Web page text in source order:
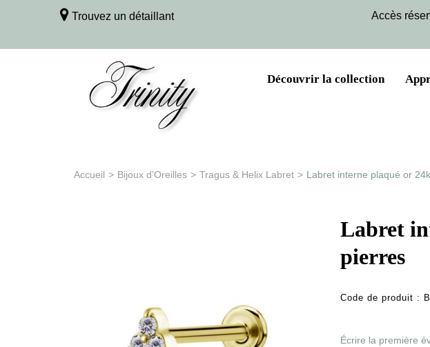
Trouvez un détaillant Accès
Découvrir la collection
Accueil > Bijoux d’Oreilles > Tragus & Helix Labret > Labret interne plaqué or
Labret
pierres
Code de produit :
Écrire la première